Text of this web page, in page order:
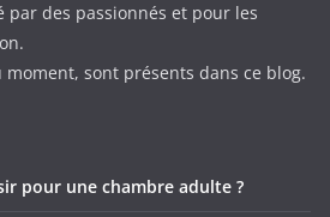
par des passionnés et pour les
sont présents dans ce blog.
pour une chambre adulte ?